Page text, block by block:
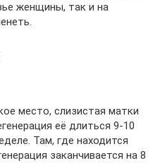
женщины, так и на
место, слизистая матки
её длиться 9-10
Там, где находится
заканчивается на 8